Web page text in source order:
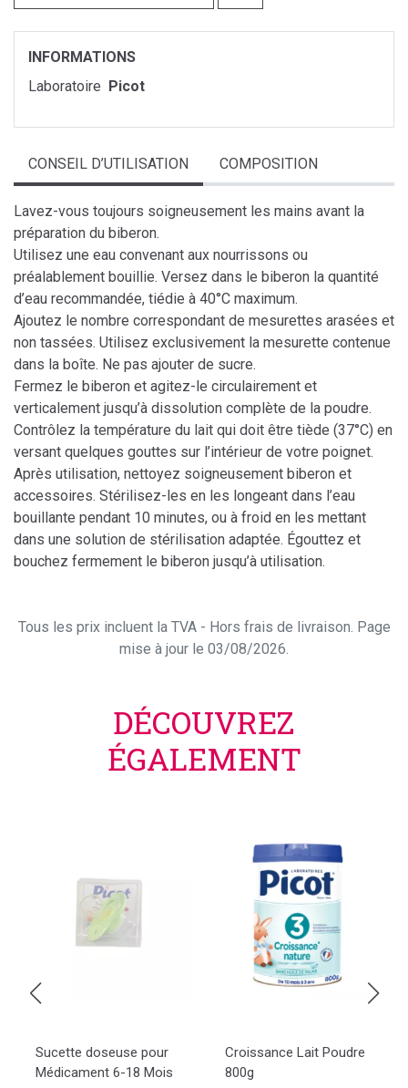
INFORMATIONS
Laboratoire Picot
CONSEIL D’UTILISATION COMPOSITION
Lavez-vous toujours soigneusement les mains avant la
préparation du biberon.
Utilisez une eau convenant aux nourrissons ou
préalablement bouillie. Versez dans le biberon la quantité
d’eau recommandée, tiédie à 40°C maximum.
Ajoutez le nombre correspondant de mesurettes arasées et
non tassées. Utilisez exclusivement la mesurette contenue
dans la boîte. Ne pas ajouter de sucre.
Fermez le biberon et agitez-le circulairement et
verticalement jusqu’à dissolution complète de la poudre.
Contrôlez la température du lait qui doit être tiède (37°C) en
versant quelques gouttes sur l’intérieur de votre poignet.
Après utilisation, nettoyez soigneusement biberon et
accessoires. Stérilisez-les en les longeant dans l’eau
bouillante pendant 10 minutes, ou à froid en les mettant
dans une solution de stérilisation adaptée. Égouttez et
bouchez fermement le biberon jusqu’à utilisation.
Tous les prix incluent la TVA - Hors frais de livraison. Page
mise à jour le 03/08/2026.
DÉCOUVREZ
ÉGALEMENT
Sucette doseuse pour
Médicament 6-18 Mois
Croissance Lait Poudre
800g